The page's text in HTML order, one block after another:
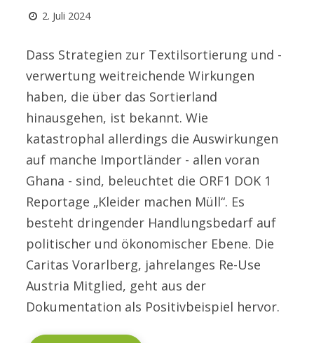
2. Juli 2024
Dass Strategien zur Textilsortierung und -
verwertung weitreichende Wirkungen
haben, die über das Sortierland
hinausgehen, ist bekannt. Wie
katastrophal allerdings die Auswirkungen
auf manche Importländer - allen voran
Ghana - sind, beleuchtet die ORF1 DOK 1
Reportage „Kleider machen Müll“. Es
besteht dringender Handlungsbedarf auf
politischer und ökonomischer Ebene. Die
Caritas Vorarlberg, jahrelanges Re-Use
Austria Mitglied, geht aus der
Dokumentation als Positivbeispiel hervor.